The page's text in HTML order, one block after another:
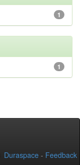
1
1
Duraspace - Feedback